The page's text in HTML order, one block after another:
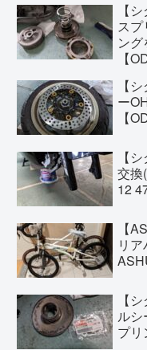
【
スプ
ン
【
【
ー
【
【
交換
12
【
リ
【
ルシ
プリ